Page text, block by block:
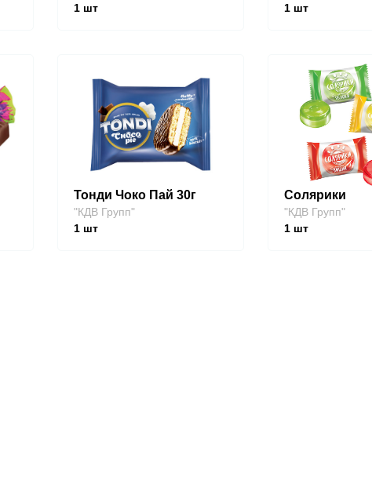
1 шт
1шт
Тонди Чоко Пай 30г
"КДВ Групп"
1 шт
Солярики
"КДВ Групп"
1шт